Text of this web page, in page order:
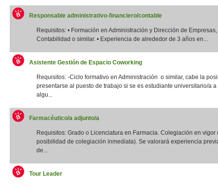
Responsable administrativo-financiero/contable
Requisitos: • Formación en Administración y Dirección de
Contabilidad o similar. • Experiencia de alrededor de 3 años en...
Asistente Gestión de Espacio Coworking
Requisitos: -Ciclo formativo en Administración o similar, cabe la
presentarse al puesto de trabajo si se es estudiante universitario/a a
algu...
Farmacéutico/a adjunto/a
Requisitos: Grado o Licenciatura en Farmacia. Colegiación en vigor
posibilidad de colegiación inmediata). Se valorará experiencia
de...
Tour Leader